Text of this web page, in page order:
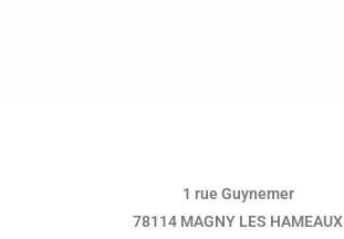
1 rue Guynemer
78114 MAGNY LES HAMEAUX